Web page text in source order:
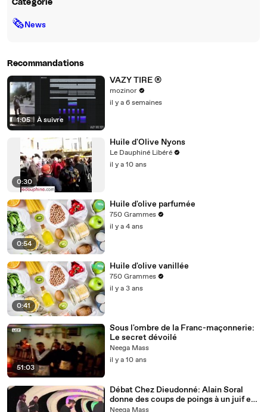
Catégorie
🗞News
Recommandations
1:05 | À suivre
VAZY TIRE ®
mozinor
il y a 6 semaines
0:30
Huile d'Olive Nyons
Le Dauphiné Libéré
il y a 10 ans
0:54
Huile d'olive parfumée
750 Grammes
il y a 4 ans
0:41
Huile d'olive vanillée
750 Grammes
il y a 3 ans
51:03
Sous l'ombre de la Franc-maçonnerie:
Le secret dévoilé
Neega Mass
il y a 10 ans
Débat Chez Dieudonné: Alain Soral
donne des coups de poings à un juif en
direct